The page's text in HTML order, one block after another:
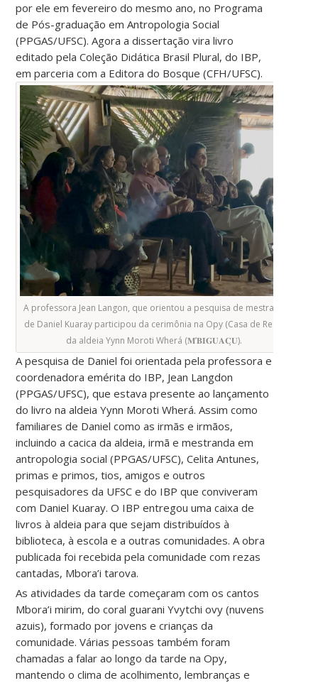
por ele em fevereiro do mesmo ano, no Programa
de Pós-graduação em Antropologia Social
(PPGAS/UFSC). Agora a dissertação vira livro
editado pela Coleção Didática Brasil Plural, do IBP,
em parceria com a Editora do Bosque (CFH/UFSC).
A professora Jean Langon, que orientou a pesquisa de mestrado
de Daniel Kuaray participou da cerimônia na Opy (Casa de Reza)
da aldeia Yynn Moroti Wherá (𝐌’𝐁𝐈𝐆𝐔𝐀𝐂̧𝐔).
A pesquisa de Daniel foi orientada pela professora e
coordenadora emérita do IBP, Jean Langdon
(PPGAS/UFSC), que estava presente ao lançamento
do livro na aldeia Yynn Moroti Wherá. Assim como
familiares de Daniel como as irmãs e irmãos,
incluindo a cacica da aldeia, irmã e mestranda em
antropologia social (PPGAS/UFSC), Celita Antunes,
primas e primos, tios, amigos e outros
pesquisadores da UFSC e do IBP que conviveram
com Daniel Kuaray. O IBP entregou uma caixa de
livros à aldeia para que sejam distribuídos à
biblioteca, à escola e a outras comunidades. A obra
publicada foi recebida pela comunidade com rezas
cantadas, Mbora’i tarova.
As atividades da tarde começaram com os cantos
Mbora’i mirim, do coral guarani Yvytchi ovy (nuvens
azuis), formado por jovens e crianças da
comunidade. Várias pessoas também foram
chamadas a falar ao longo da tarde na Opy,
mantendo o clima de acolhimento, lembranças e